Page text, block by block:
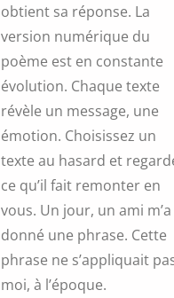
obtient sa réponse. La
version numérique du
poème est en constante
évolution. Chaque texte
révèle un message, une
émotion. Choisissez un
texte au hasard et
ce qu’il fait remonter en
vous. Un jour, un ami m’a
donné une phrase. Cette
phrase ne s’appliquait
moi, à l’époque.